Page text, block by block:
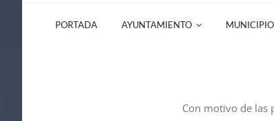
PORTADA AYUNTAMIENTO MUNICIPIO
Con motivo de las